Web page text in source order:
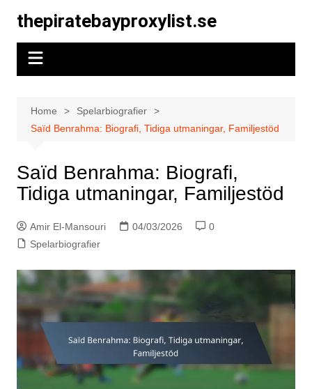
content
thepiratebayproxylist.se
Home
Spelarbiografier
Saïd Benrahma: Biografi, Tidiga utmaningar, Familjestöd
Saïd Benrahma: Biografi,
Tidiga utmaningar, Familjestöd
Amir El-Mansouri 04/03/2026
0
Spelarbiografier